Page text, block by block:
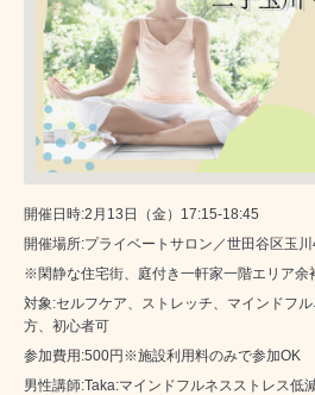
開催日時:2月13日（金）17:15-18:45
開催場所:プライベートサロン／世田谷区玉
※閑静な住宅街、庭付き一軒家一階エリア余
対象:セルフケア、ストレッチ、マインドフ
方、初心者可
参加費用:500円※施設利用料のみで参加OK
男性講師:Taka:マインドフルネスストレス低